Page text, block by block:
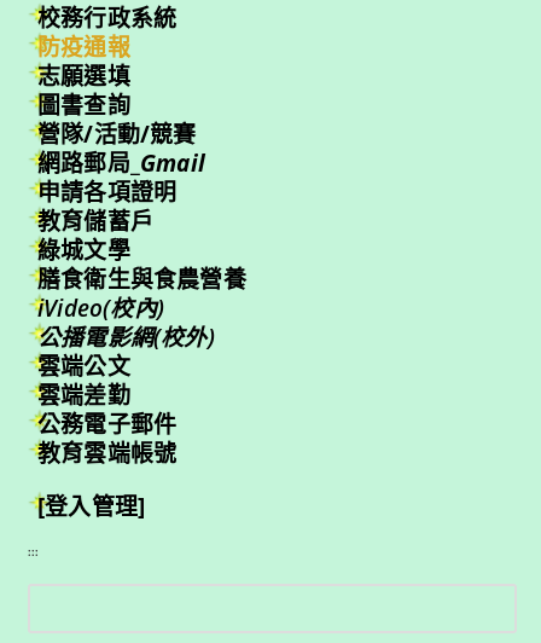
校務行政系統
防疫通報
志願選填
圖書查詢
營隊/活動/競賽
網路郵局_ Gmail
申請各項證明
教育儲蓄戶
綠城文學
膳食衛生與食農營養
iVideo(校內)
公播電影網(校外)
雲端公文
雲端差勤
公務電子郵件
教育雲端帳號
[登入管理]
:::
搜
尋